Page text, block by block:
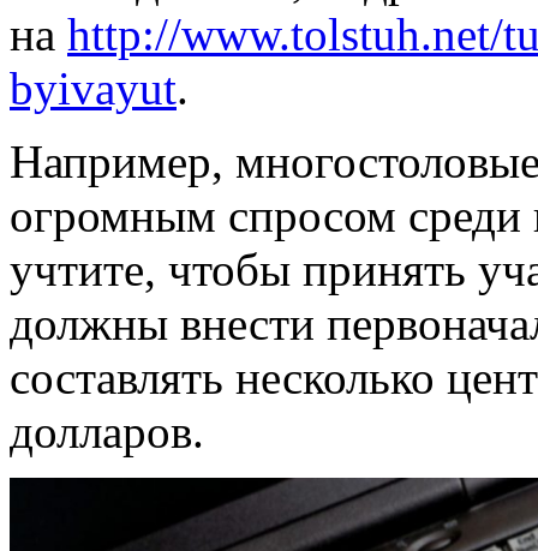
на http://www.tolstuh.net/
byivayut.
Например,
огромным спросом среди
учтите, чтобы принять
должны внести
составлять несколько
долларов.